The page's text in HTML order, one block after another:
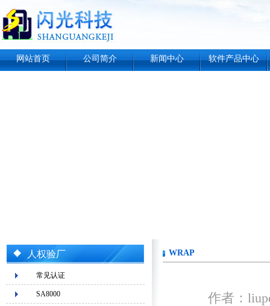
网站首页 公司简介 新闻中心 软件产品中心
人权验厂
常见认证
SA8000
WRAP
作者：